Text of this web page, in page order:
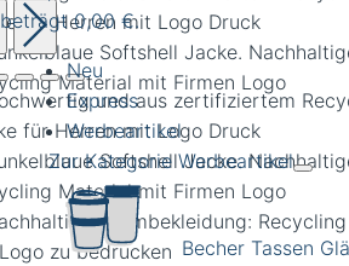
beträgt 0,00 €.
Neu
Express
Werbeartikel
Zur Kategorie Werbeartikel
Becher Tassen
für Herren mit Logo Druck